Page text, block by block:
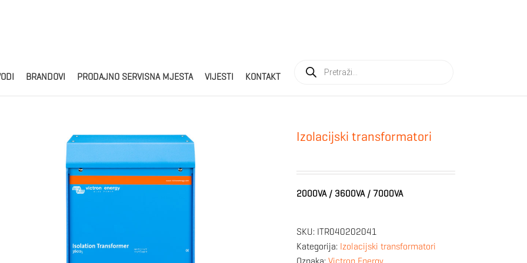
BRANDOVI PRODAJNO SERVISNA MJESTA VIJESTI KONTAKT
Products
search
Izolacijski transformatori
2000VA / 3600VA / 7000VA
SKU: ITR040202041
Kategorija: Izolacijski transformatori